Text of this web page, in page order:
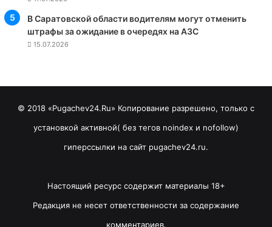
В Саратовской области водителям могут отменить
штрафы за ожидание в очередях на АЗС
15.07.2026
© 2018 «Pugachev24.Ru» Копирование разрешено, только с
установкой активной( без тегов noindex и nofollow)
гиперссылки на сайт pugachev24.ru.
Настоящий ресурс содержит материалы 18+
Редакция не несет ответственности за содержание
комментариев.